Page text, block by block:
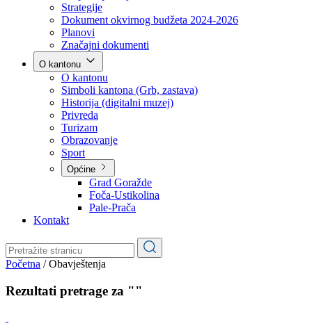
Poslovnik
Program rada Vlade
Ekspoze premijera
Strategije
Dokument okvirnog budžeta 2024-2026
Planovi
Značajni dokumenti
O kantonu
O kantonu
Simboli kantona (Grb, zastava)
Historija (digitalni muzej)
Privreda
Turizam
Obrazovanje
Općine
Pale-Prača
Kontakt
Obavještenja